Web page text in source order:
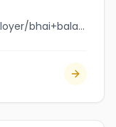
jobbank.gc.ca/browsejobs/employer/bhai+bala+finishing+%26+carpentry+ltd/ca